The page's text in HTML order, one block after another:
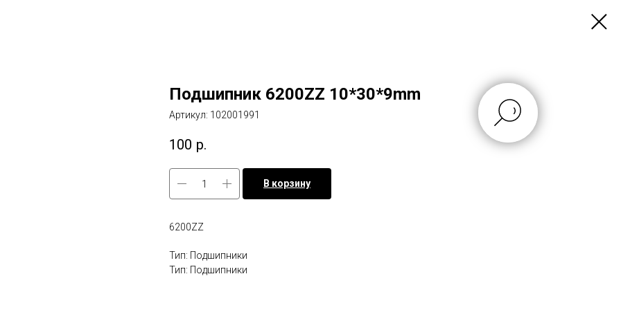
Подшипник 6200ZZ 10*30*9mm
Артикул: 102001991
100 р.
В корзину
6200ZZ
Тип: Подшипники
Тип: Подшипники